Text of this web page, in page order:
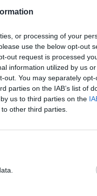
or processing of your
use the below opt-out
out request is processed
information utilized by us
out. You may separately
parties on the IAB’s list of
us to third parties on the
other third parties.
να
του
τον
ανοιχτό. Η
που
από